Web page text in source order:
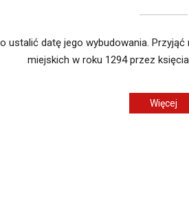
ustalić datę jego wybudowania.
miejskich w roku 1294 przez
Więcej